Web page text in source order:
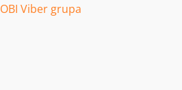
OBI Viber grupa